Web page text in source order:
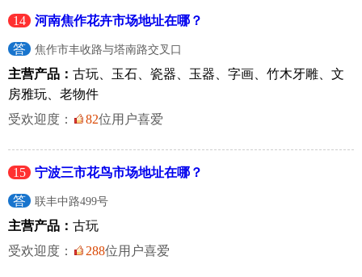
14 河南焦作花卉市场地址在哪？
答 焦作市丰收路与塔南路交叉口
主营产品： 古玩、玉石、瓷器、玉器、字画、竹木牙雕、文
房雅玩、老物件
受欢迎度：
82位用户喜爱
15 宁波三市花鸟市场地址在哪？
答 联丰中路499号
主营产品： 古玩
受欢迎度：
288位用户喜爱